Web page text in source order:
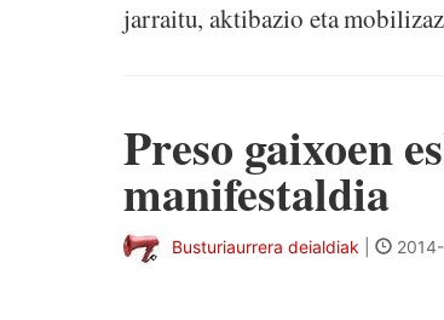
jarraitu, aktibazio eta
Preso gaixoen
manifestaldia
Busturiaurrera deialdiak